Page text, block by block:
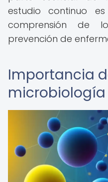
estudio continuo
comprensión de
prevención de
Importancia
microbiología